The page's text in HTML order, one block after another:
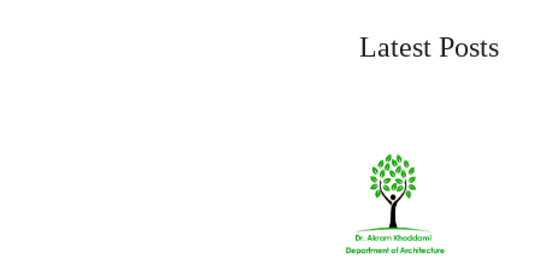
Latest Posts